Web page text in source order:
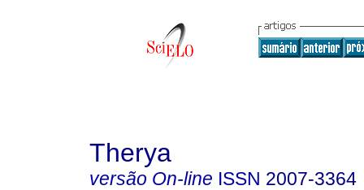
Therya
versão On-line ISSN 2007-3364